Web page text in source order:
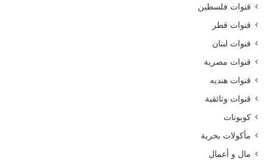
قنوات فلسطين
قنوات قطر
قنوات لبنان
قنوات مصرية
قنوات هنديه
قنوات وثائقية
كوبونات
مأكولات بحرية
مال و أعمال